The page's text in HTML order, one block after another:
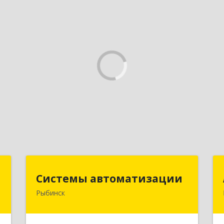
Системы автоматизации
Рыбинск
152934, Ярославская обл, Рыбинский